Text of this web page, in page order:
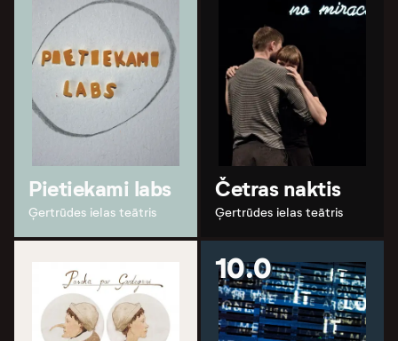
Pietiekami labs
Ģertrūdes ielas teātris
Četras naktis
Ģertrūdes ielas teātris
10.0